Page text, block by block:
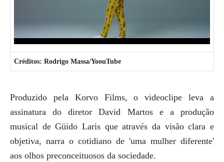
Créditos: Rodrigo Massa/YoouTube
Produzido pela Korvo Films, o videoclipe leva a
assinatura do diretor David Martos e a produção
musical de Güido Laris que através da visão clara e
objetiva, narra o cotidiano de 'uma mulher diferente'
aos olhos preconceituosos da sociedade.